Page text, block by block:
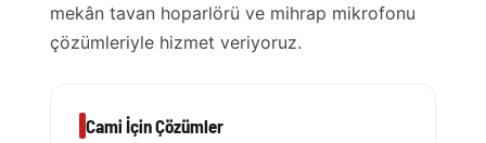
mekân tavan hoparlörü ve mihrap mikrofonu
çözümleriyle hizmet veriyoruz.
Cami İçin Çözümler